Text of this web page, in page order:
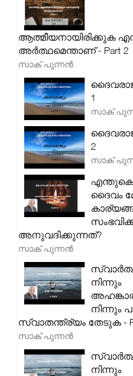
ആത്മീയനായിരിക്കുക
അർത്ഥമെന്താണ് - Part 2
സാക് പുന്നൻ
1
സാക്
2
സാക്
ദൈവം
അനുവദിക്കുന്നത്?
സാക് പുന്നൻ
നിന്നും
നിന്നും
സ്വാതന്ത്ര്യം തേടുക -
സാക് പുന്നൻ
നിന്നും